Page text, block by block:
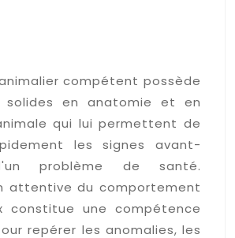
compétent possède
solides en anatomie et en
qui lui permettent de
les signes avant-
problème de santé.
attentive du comportement
constitue une compétence
repérer les anomalies, les